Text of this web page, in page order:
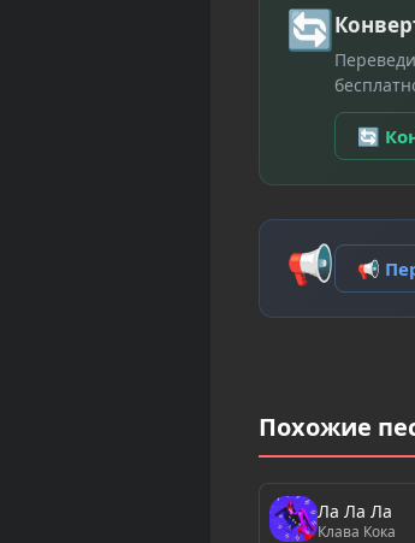
🔄
🔄
📢 📢
Похожие
Ла Ла Ла
Клава Кока